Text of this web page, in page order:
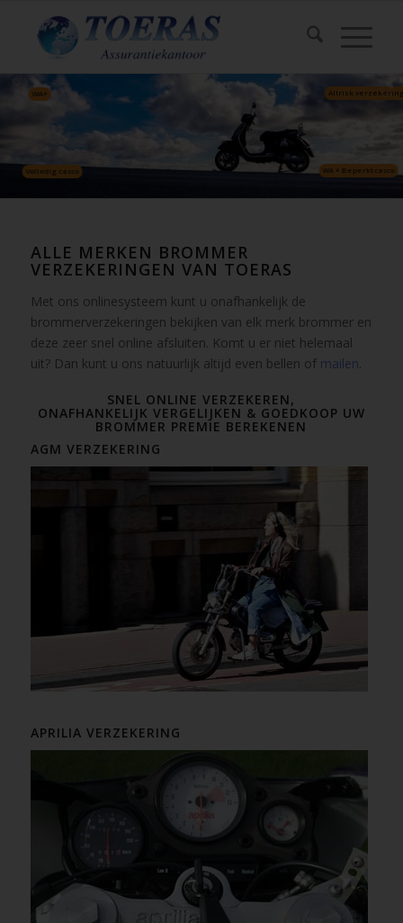
Allrisk
Volledig casco
WA+
WA + Beperkt casco
ALLE MERKEN BROMMER
VERZEKERINGEN VAN TOERAS
Met ons onlinesysteem kunt u onafhankelijk de
brommerverzekeringen bekijken van elk merk brommer en
deze zeer snel online afsluiten. Komt u er niet helemaal
uit? Dan kunt u ons natuurlijk altijd even bellen of mailen.
SNEL ONLINE VERZEKEREN,
ONAFHANKELIJK VERGELIJKEN & GOEDKOOP UW
BROMMER PREMIE BEREKENEN
AGM VERZEKERING
APRILIA VERZEKERING